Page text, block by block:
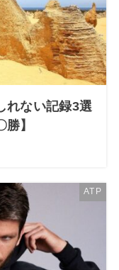
れない記録3選
】
ATP